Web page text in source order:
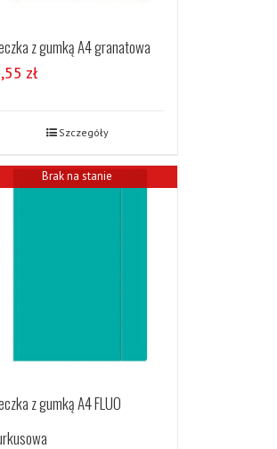
z gumką A4 granatowa
zł
Szczegóły
Brak na stanie
z gumką A4 FLUO